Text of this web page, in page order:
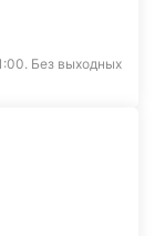
Без выходных